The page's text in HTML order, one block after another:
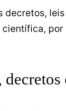
decretos,